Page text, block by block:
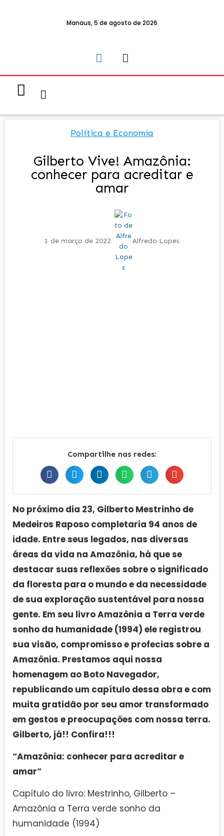
Manaus, 5 de agosto de 2026
Política e Economia
Gilberto Vive! Amazônia:
conhecer para acreditar e
amar
1 de março de 2022 Alfredo Lopes
Compartilhe nas redes:
No próximo dia 23, Gilberto Mestrinho de
Medeiros Raposo completaria 94 anos de
idade. Entre seus legados, nas diversas
áreas da vida na Amazônia, há que se
destacar suas reflexões sobre o significado
da floresta para o mundo e da necessidade
de sua exploração sustentável para nossa
gente. Em seu livro Amazônia a Terra verde
sonho da humanidade (1994) ele registrou
sua visão, compromisso e profecias sobre a
Amazônia. Prestamos aqui nossa
homenagem ao Boto Navegador,
republicando um capítulo dessa obra e com
muita gratidão por seu amor transformado
em gestos e preocupações com nossa terra.
Gilberto, já!! Confira!!!
“Amazônia: conhecer para acreditar e
amar”
Capítulo do livro: Mestrinho, Gilberto –
Amazônia a Terra verde sonho da
humanidade (1994)